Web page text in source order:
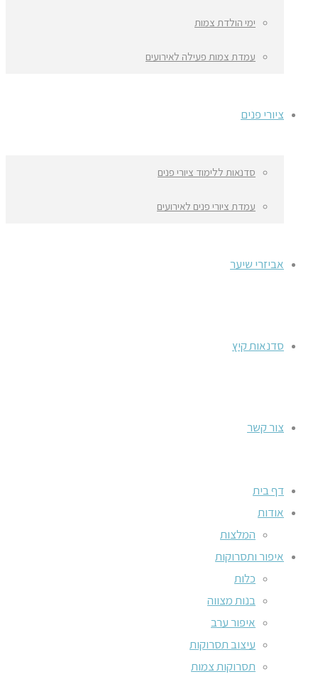
ימי הולדת צמות
עמדת צמות פעילה לאירועים
ציורי פנים
סדנאות ללימוד ציורי פנים
עמדת ציורי פנים לאירועים
אביזרי שיער
סדנאות קיץ
צור קשר
דף בית
אודות
המלצות
איפור ותסרוקות
כלות
בנות מצווה
איפור ערב
עיצוב תסרוקות
תסרוקות צמות